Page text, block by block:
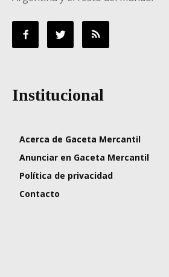
Institucional
Acerca de Gaceta Mercantil
Anunciar en Gaceta Mercantil
Política de privacidad
Contacto